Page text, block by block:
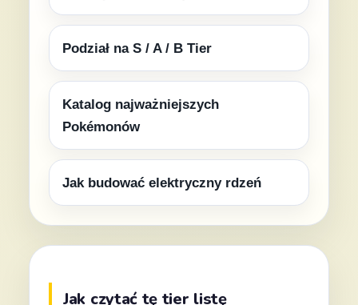
Podział na S / A / B Tier
Katalog najważniejszych
Pokémonów
Jak budować elektryczny rdzeń
Jak czytać tę tier listę